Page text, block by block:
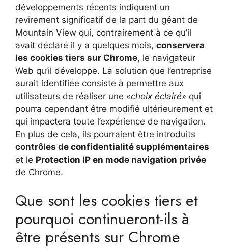
développements récents indiquent un
revirement significatif de la part du géant de
Mountain View qui, contrairement à ce qu’il
avait déclaré il y a quelques mois, conservera
les cookies tiers sur Chrome, le navigateur
Web qu’il développe. La solution que l’entreprise
aurait identifiée consiste à permettre aux
utilisateurs de réaliser une «choix éclairé» qui
pourra cependant être modifié ultérieurement et
qui impactera toute l’expérience de navigation.
En plus de cela, ils pourraient être introduits
contrôles de confidentialité supplémentaires
et le Protection IP en mode navigation privée
de Chrome.
Que sont les cookies tiers et
pourquoi continueront-ils à
être présents sur Chrome